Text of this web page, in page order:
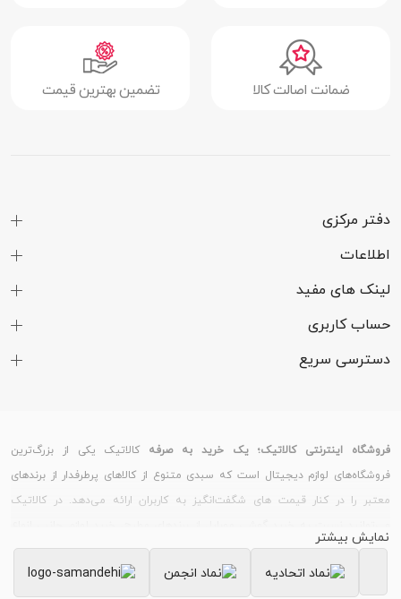
ضمانت اصالت کالا تضمین بهترین قیمت
دفتر مرکزی
اطلاعات
لینک های مفید
حساب کاربری
دسترسی سریع
فروشگاه اینترنتی کالاتیک؛ یک خرید به صرفه کالاتیک یکی از بزرگ‌ترین
فروشگاه‌های لوازم دیجیتال است که سبدی متنوع از کالاهای پرطرفدار از برندهای
معتبر را در کنار قیمت های شگفت‌انگیز به کاربران ارائه می‌دهد. در کالاتیک
گوشی و تبلت، خرید ساعت هوشمند و دستبند سلامت و خرید لپ تاپ و لوازم
جانبی کامپیوتر اقدام کنید.
نمایش بیشتر